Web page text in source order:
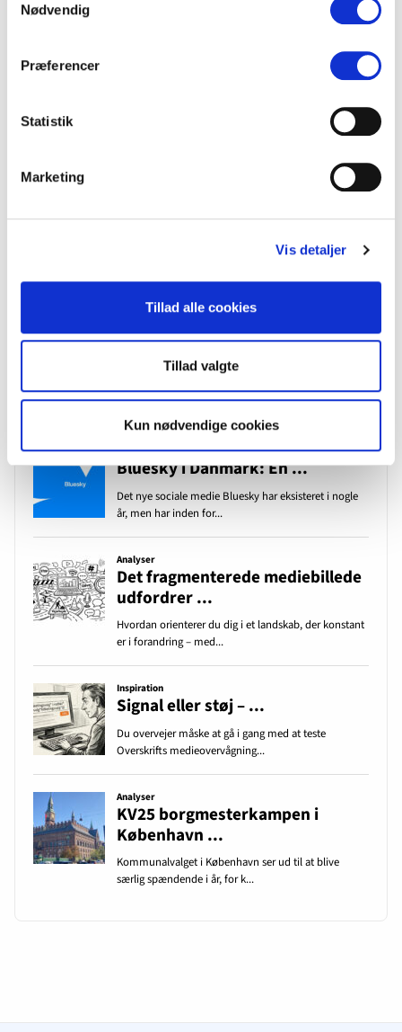
Nødvendig
Præferencer
Statistik
Marketing
Vis detaljer
Tillad alle cookies
Tillad valgte
Kun nødvendige cookies
KV25 borgmesterkampen i København spidser til – også online
Mest læste indlæg det seneste år